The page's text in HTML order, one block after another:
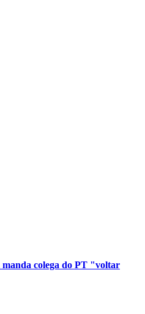
colega do PT "voltar